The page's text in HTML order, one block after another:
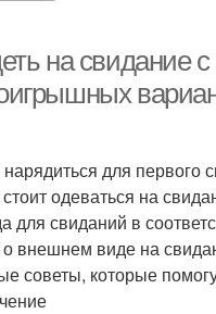
на свидание
для первого
одеваться на
свиданий в
виде на
советы, которые